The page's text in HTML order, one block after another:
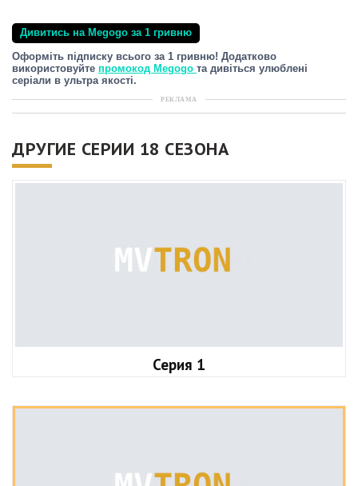
Дивитись на Megogo за 1 гривню
Оформіть підписку всього за 1 гривню! Додатково
використовуйте промокод Megogo та дивіться улюблені
серіали в ультра якості.
РЕКЛАМА
ДРУГИЕ СЕРИИ 18 СЕЗОНА
Серия 1